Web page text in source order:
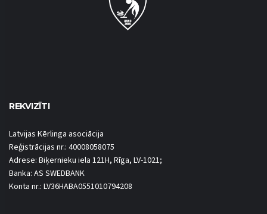
REKVIZĪTI
Latvijas Kērlinga asociācija
Reģistrācijas nr.: 40008058075
Adrese: Biķernieku iela 121H, Rīga, LV-1021;
Banka: AS SWEDBANK
Konta nr.: LV36HABA0551010794208